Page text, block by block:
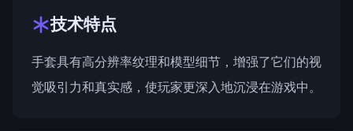
技术特点
手套具有高分辨率纹理和模型细节，增强了它们的视
觉吸引力和真实感，使玩家更深入地沉浸在游戏中。